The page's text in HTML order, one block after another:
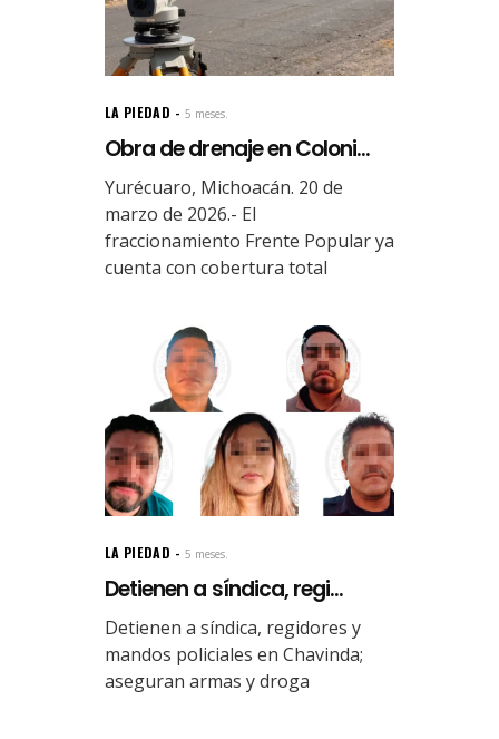
LA PIEDAD 5 meses.
Obra de drenaje en Coloni...
Yurécuaro, Michoacán. 20 de
marzo de 2026.- El
fraccionamiento Frente Popular ya
cuenta con cobertura total
LA PIEDAD 5 meses.
Detienen a síndica, regi...
Detienen a síndica, regidores y
mandos policiales en Chavinda;
aseguran armas y droga